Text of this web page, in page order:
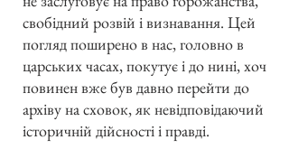
свобідний розвій і визнавання. Цей
погляд поширено в нас, головно в
царських часах, покутує і до нині, хоч
повинен вже був давно перейти до
архіву на сховок, як невідповідаючий
історичній дійсності і правді.